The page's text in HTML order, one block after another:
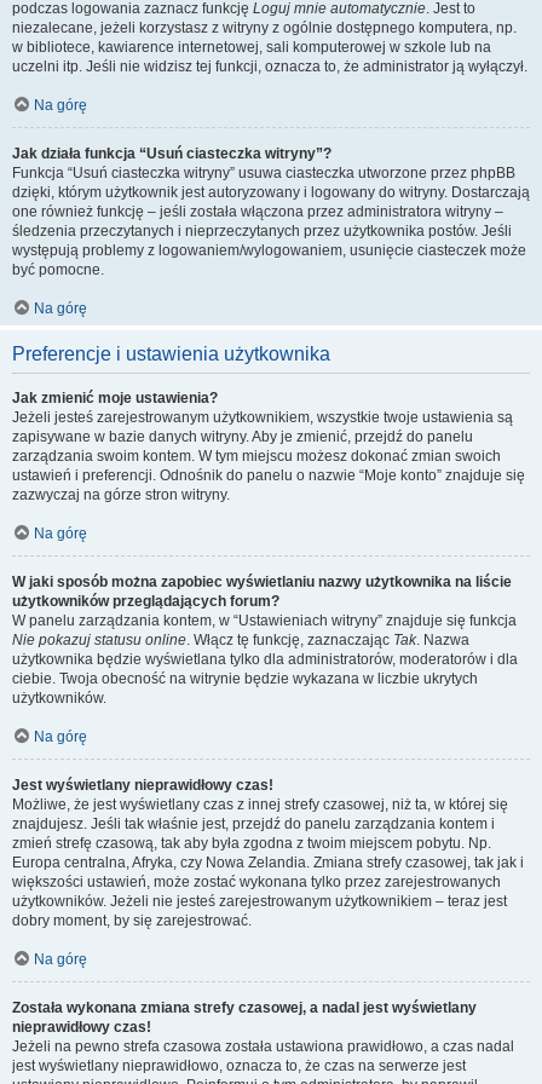
podczas logowania zaznacz funkcję Loguj mnie automatycznie. Jest to
niezalecane, jeżeli korzystasz z witryny z ogólnie dostępnego komputera, np.
w bibliotece, kawiarence internetowej, sali komputerowej w szkole lub na
uczelni itp. Jeśli nie widzisz tej funkcji, oznacza to, że administrator ją wyłączył.
Na górę
Jak działa funkcja “Usuń ciasteczka witryny”?
Funkcja “Usuń ciasteczka witryny” usuwa ciasteczka utworzone przez phpBB
dzięki, którym użytkownik jest autoryzowany i logowany do witryny. Dostarczają
one również funkcję – jeśli została włączona przez administratora witryny –
śledzenia przeczytanych i nieprzeczytanych przez użytkownika postów. Jeśli
występują problemy z logowaniem/wylogowaniem, usunięcie ciasteczek może
być pomocne.
Na górę
Preferencje i ustawienia użytkownika
Jak zmienić moje ustawienia?
Jeżeli jesteś zarejestrowanym użytkownikiem, wszystkie twoje ustawienia są
zapisywane w bazie danych witryny. Aby je zmienić, przejdź do panelu
zarządzania swoim kontem. W tym miejscu możesz dokonać zmian swoich
ustawień i preferencji. Odnośnik do panelu o nazwie “Moje konto” znajduje się
zazwyczaj na górze stron witryny.
Na górę
W jaki sposób można zapobiec wyświetlaniu nazwy użytkownika na liście
użytkowników przeglądających forum?
W panelu zarządzania kontem, w “Ustawieniach witryny” znajduje się funkcja
Nie pokazuj statusu online. Włącz tę funkcję, zaznaczając Tak. Nazwa
użytkownika będzie wyświetlana tylko dla administratorów, moderatorów i dla
ciebie. Twoja obecność na witrynie będzie wykazana w liczbie ukrytych
użytkowników.
Na górę
Jest wyświetlany nieprawidłowy czas!
Możliwe, że jest wyświetlany czas z innej strefy czasowej, niż ta, w której się
znajdujesz. Jeśli tak właśnie jest, przejdź do panelu zarządzania kontem i
zmień strefę czasową, tak aby była zgodna z twoim miejscem pobytu. Np.
Europa centralna, Afryka, czy Nowa Zelandia. Zmiana strefy czasowej, tak jak i
większości ustawień, może zostać wykonana tylko przez zarejestrowanych
użytkowników. Jeżeli nie jesteś zarejestrowanym użytkownikiem – teraz jest
dobry moment, by się zarejestrować.
Na górę
Została wykonana zmiana strefy czasowej, a nadal jest wyświetlany
nieprawidłowy czas!
Jeżeli na pewno strefa czasowa została ustawiona prawidłowo, a czas nadal
jest wyświetlany nieprawidłowo, oznacza to, że czas na serwerze jest